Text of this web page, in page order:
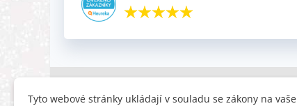
INFORMACE HLEDÁTE
Tyto webové stránky ukládají v souladu se zákony na vaše